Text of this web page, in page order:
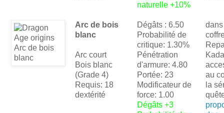
naturelle +10%
Arc de bois
blanc
Arc court
Bois blanc
(Grade 4)
Requis: 18
dextérité
Dégâts : 6.50
Probabilité de
critique: 1.30%
Pénétration
d'armure: 4.80
Portée: 23
Modificateur de
force: 1.00
Dégâts +3
au
la